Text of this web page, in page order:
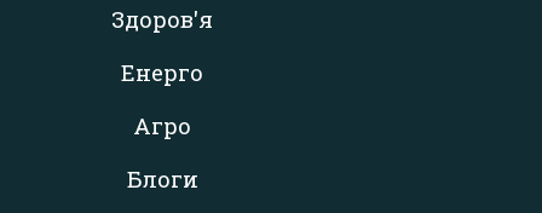
Здоров'я
Енерго
Агро
Блоги